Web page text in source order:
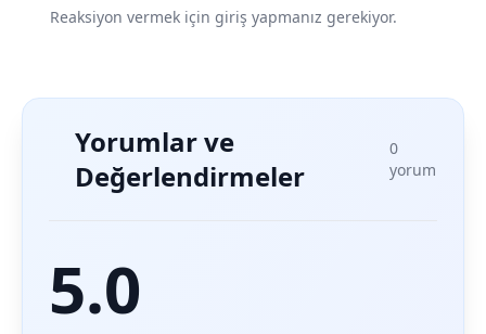
Reaksiyon vermek için giriş yapmanız gerekiyor.
Yorumlar ve
Değerlendirmeler
0
yorum
5.0